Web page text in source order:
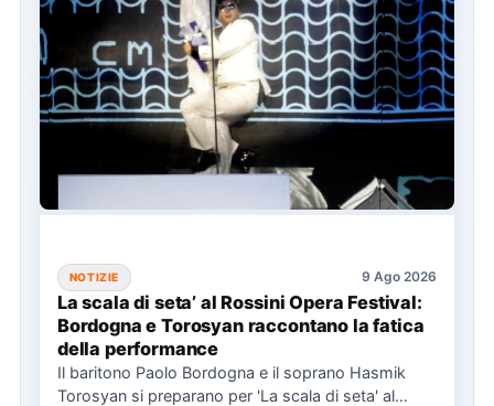
NOTIZIE 9 Ago 2026
La scala di seta’ al Rossini Opera Festival:
Bordogna e Torosyan raccontano la fatica
della performance
Il baritono Paolo Bordogna e il soprano Hasmik
Torosyan si preparano per 'La scala di seta' al